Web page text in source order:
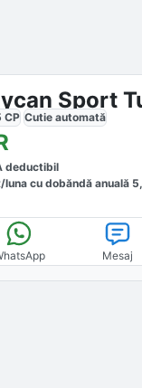
Sport
CP Cutie automată
deductibil
lunacu dobăndă anuală
Mesaj